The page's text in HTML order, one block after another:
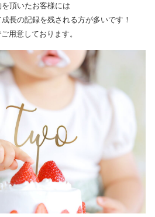
頂いたお客様には
長の記録を残される方が多いです！
用意しております。